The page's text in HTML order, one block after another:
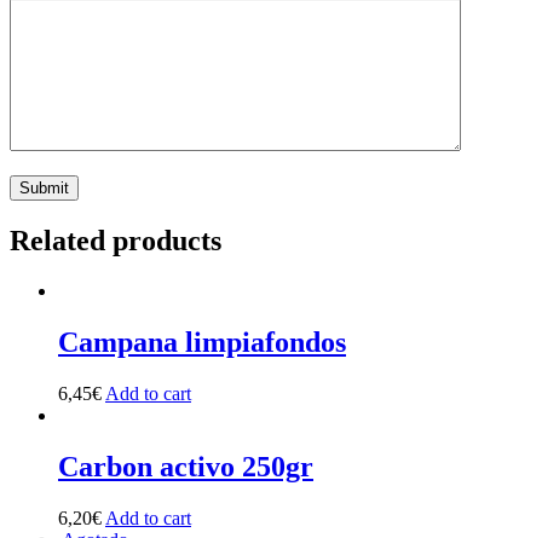
Related products
Campana limpiafondos
6,45€ Add to cart
Carbon activo 250gr
6,20€ Add to cart